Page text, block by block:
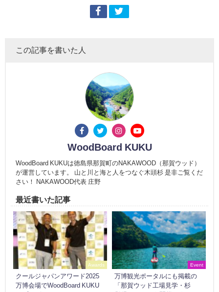
この記事を書いた人
WoodBoard KUKU
WoodBoard KUKUは徳島県那賀町のNAKAWOOD（那賀ウッド）
が運営しています。 山と川と海と人をつなぐ木頭杉 是非ご覧くだ
さい！ NAKAWOOD代表 庄野
最近書いた記事
Awards
クールジャパンアワード2025
万博会場でWoodBoard KUKU
Event
万博観光ポータルにも掲載の
「那賀ウッド工場見学・杉